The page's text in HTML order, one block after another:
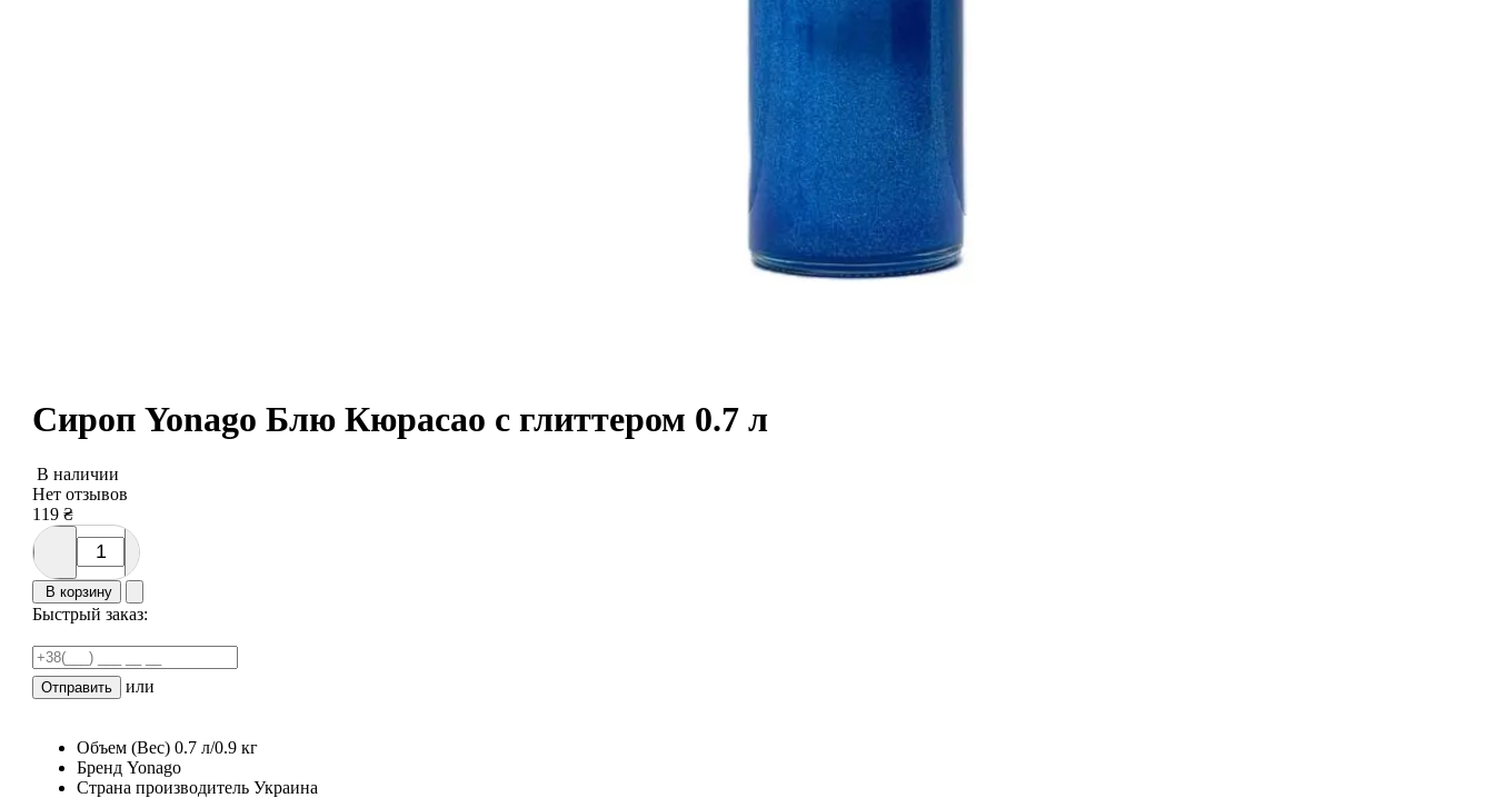
Сироп Yonago Блю Кюрасао с глиттером 0.7 л
В наличии
Нет отзывов
119 ₴
В корзину
Быстрый заказ:
Отправить или
Объем (Вес) 0.7 л/0.9 кг
Бренд Yonago
Страна производитель Украина